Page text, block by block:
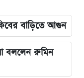
বাড়িতে আগুন
বললেন রুমিন